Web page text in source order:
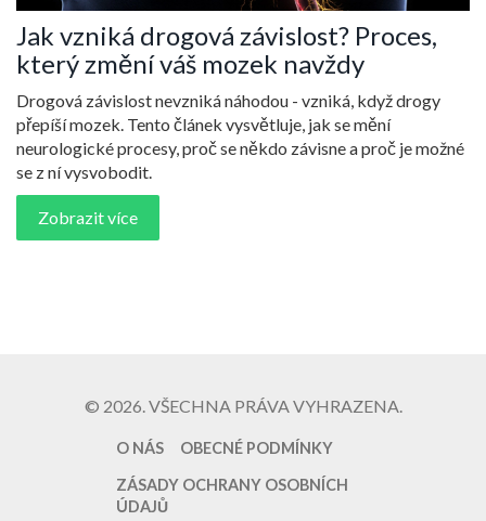
Jak vzniká drogová závislost? Proces,
který změní váš mozek navždy
Drogová závislost nevzniká náhodou - vzniká, když drogy
přepíší mozek. Tento článek vysvětluje, jak se mění
neurologické procesy, proč se někdo závisne a proč je možné
se z ní vysvobodit.
Zobrazit více
© 2026. VŠECHNA PRÁVA VYHRAZENA.
O NÁS
OBECNÉ PODMÍNKY
ZÁSADY OCHRANY OSOBNÍCH
ÚDAJŮ